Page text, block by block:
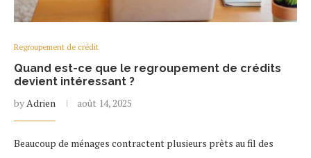
Regroupement de crédit
Quand est-ce que le regroupement de crédits
devient intéressant ?
byAdrien août 14, 2025
Beaucoup de ménages contractent plusieurs prêts au fil des